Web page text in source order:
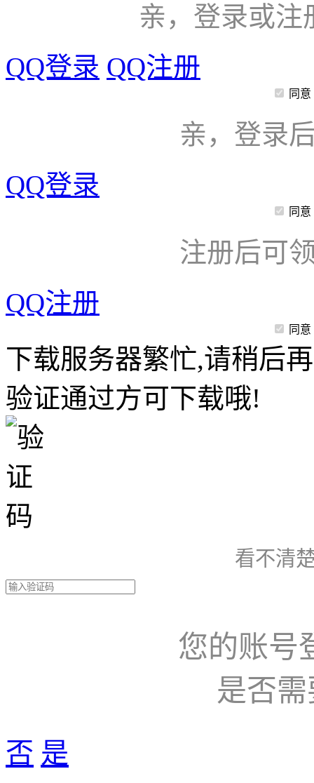
亲，登录或注
QQ登录 QQ注册
同意
亲，登录
QQ登录
同意
注册后可
QQ注册
同意
下载服务器繁忙,请稍后
验证通过方可下载哦!
看不清
您的账号
是否
否 是